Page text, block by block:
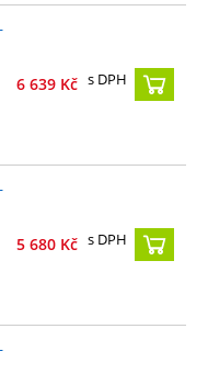
6 639 Kč s DPH
5 680 Kč s DPH